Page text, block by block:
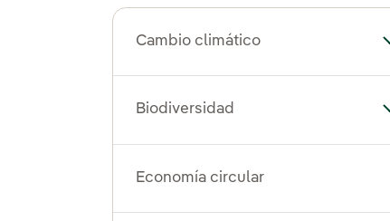
Cambio climático
Biodiversidad
Economía circular